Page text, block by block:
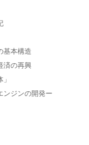
基本構造
済の再興
ジンの開発ー